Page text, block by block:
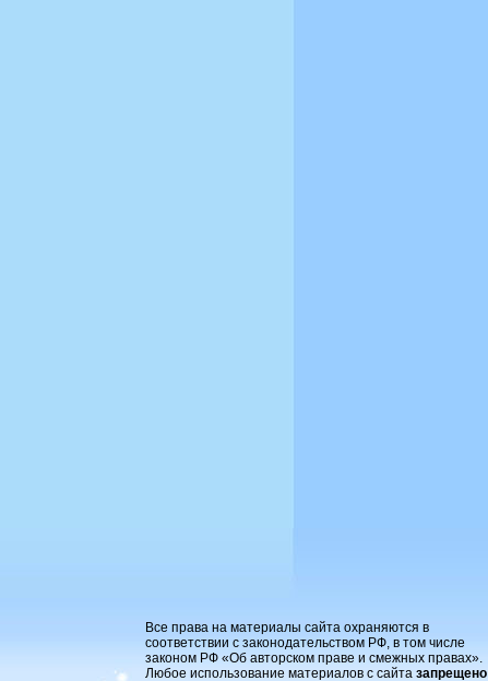
Все права на материалы сайта охраняются в
соответствии с законодательством РФ, в том числе
законом РФ «Об авторском праве и смежных правах».
Любое использование материалов с сайта запрещено